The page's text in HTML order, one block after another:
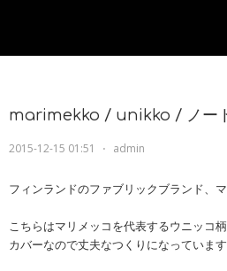
marimekko / unikko / ノー
2015-12-15 01:51 ⋅ admin
フィンランドのファブリックブランド、
こちらはマリメッコを代表するウニッコ
カバーなので丈夫なつくりになっています